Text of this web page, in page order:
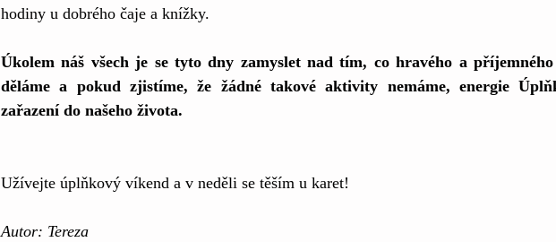
hodiny u dobrého čaje a knížky.
Úkolem náš všech je se tyto dny zamyslet nad tím, co hravého a
děláme a pokud zjistíme, že žádné takové aktivity nemáme, energie
zařazení do našeho života.
Užívejte úplňkový víkend a v neděli se těším u karet!
Autor: Tereza